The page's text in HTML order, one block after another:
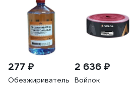
277 ₽
Обезжириватель
2 636 ₽
Войлок